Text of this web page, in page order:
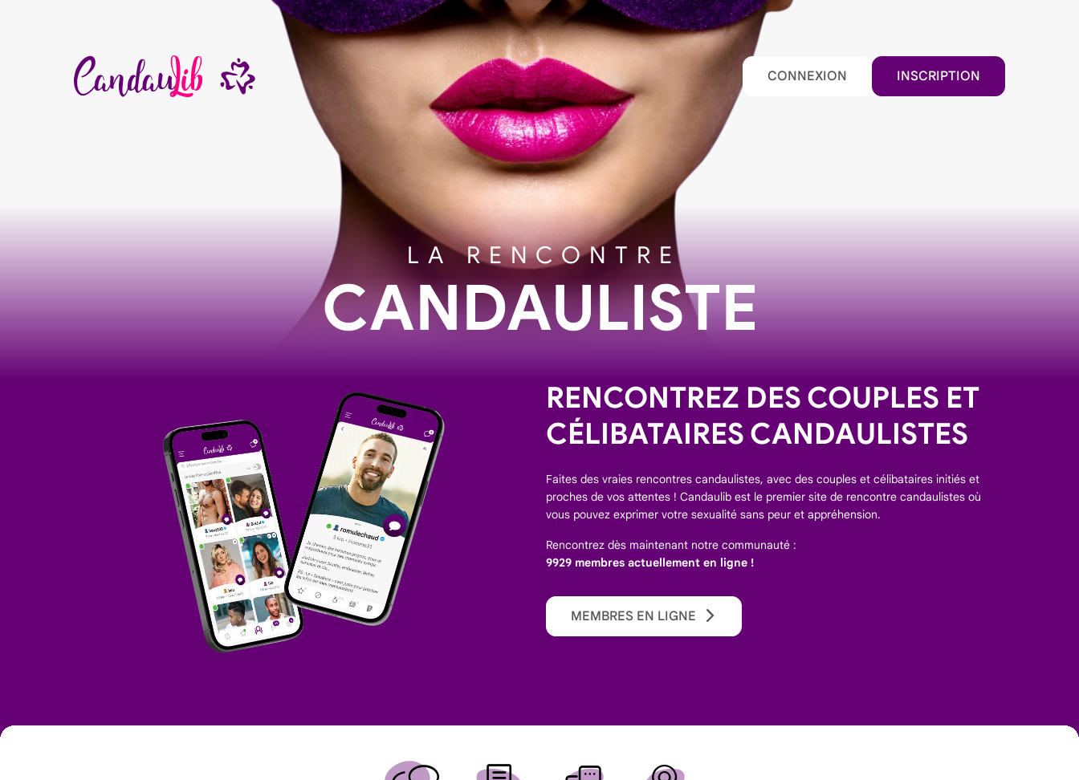
CONNEXION INSCRIPTION
LA RENCONTRE
CANDAULISTE
RENCONTREZ DES COUPLES ET
CÉLIBATAIRES CANDAULISTES
Faites des vraies rencontres candaulistes, avec des couples et célibataires initiés et
proches de vos attentes ! Candaulib est le premier site de rencontre candaulistes où
vous pouvez exprimer votre sexualité sans peur et appréhension.
Rencontrez dès maintenant notre communauté :
9929 membres actuellement en ligne !
MEMBRES EN LIGNE